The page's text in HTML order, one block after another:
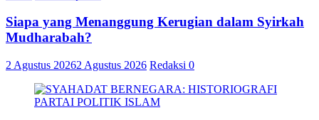
Siapa yang Menanggung Kerugian dalam Syirkah
Mudharabah?
2 Agustus 20262 Agustus 2026 Redaksi 0